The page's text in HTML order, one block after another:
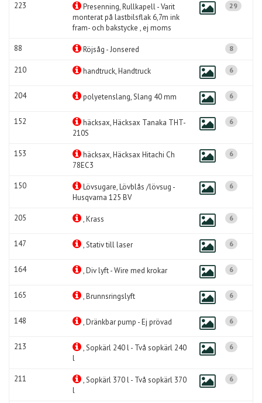
223
Presenning, Rullkapell - Varit
monterat på lastbilsflak 6,7m ink
fram- och bakstycke , ej moms
29
88 Röjsåg - Jonsered 8
210 handtruck, Handtruck 6
204 polyetenslang, Slang 40 mm 6
152
häcksax, Häcksax Tanaka THT-
210S
6
153
häcksax, Häcksax Hitachi Ch
78EC3
6
150
Lövsugare, Lövblås /lövsug -
Husqvarna 125 BV
6
205 , Krass 6
147 , Stativ till laser 6
164 , Div lyft - Wire med krokar 6
165 , Brunnsringslyft 6
148 , Dränkbar pump - Ej prövad 6
213
, Sopkärl 240 l - Två sopkärl 240
l
6
211
, Sopkärl 370 l - Två sopkärl 370
l
6